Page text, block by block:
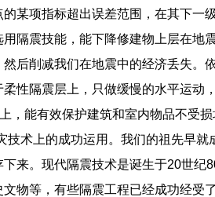
某项指标超出误差范围，在其下一
隔震技能，能下降修建物上层在地
后削减我们在地震中的经济丢失。
性隔震层上，只做缓慢的水平运动
，能有效保护建筑和室内物品不受
技术上的成功运用。我们的祖先早
来。现代隔震技术是诞生于20世
物等，有些隔震工程已经成功经